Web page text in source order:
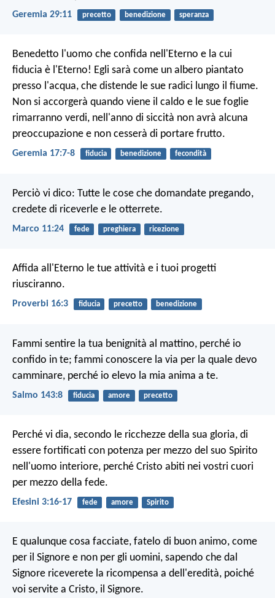
Geremia 29:11 precetto benedizione speranza
Benedetto l'uomo che confida nell'Eterno e la cui
fiducia è l'Eterno! Egli sarà come un albero piantato
presso l'acqua, che distende le sue radici lungo il fiume.
Non si accorgerà quando viene il caldo e le sue foglie
rimarranno verdi, nell'anno di siccità non avrà alcuna
preoccupazione e non cesserà di portare frutto.
Geremia 17:7-8 fiducia benedizione fecondità
Perciò vi dico: Tutte le cose che domandate pregando,
credete di riceverle e le otterrete.
Marco 11:24 fede preghiera ricezione
Affida all'Eterno le tue attività e i tuoi progetti
riusciranno.
Proverbi 16:3 fiducia precetto benedizione
Fammi sentire la tua benignità al mattino, perché io
confido in te; fammi conoscere la via per la quale devo
camminare, perché io elevo la mia anima a te.
Salmo 143:8 fiducia amore precetto
Perché vi dia, secondo le ricchezze della sua gloria, di
essere fortificati con potenza per mezzo del suo Spirito
nell'uomo interiore, perché Cristo abiti nei vostri cuori
per mezzo della fede.
Efesini 3:16-17 fede amore Spirito
E qualunque cosa facciate, fatelo di buon animo, come
per il Signore e non per gli uomini, sapendo che dal
Signore riceverete la ricompensa a dell'eredità, poiché
voi servite a Cristo, il Signore.